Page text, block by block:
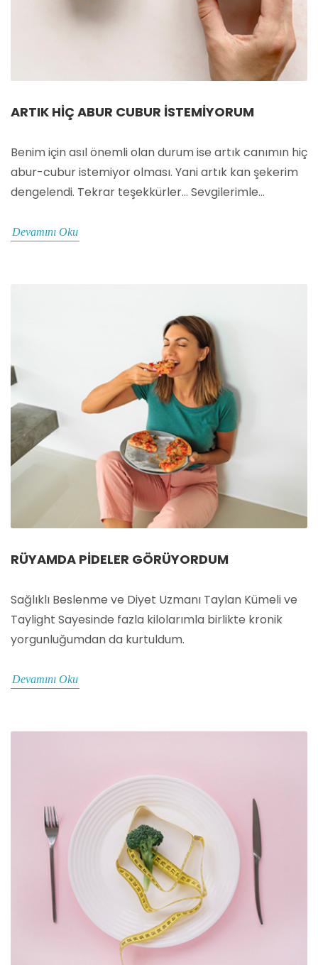
ARTIK HIÇ ABUR CUBUR İSTEMIYORUM
Benim için asıl önemli olan durum ise artık canımın hiç
abur-cubur istemiyor olması. Yani artık kan şekerim
dengelendi. Tekrar teşekkürler… Sevgilerimle…
Devamını Oku
RÜYAMDA PIDELER GÖRÜYORDUM
Sağlıklı Beslenme ve Diyet Uzmanı Taylan Kümeli ve
Taylight Sayesinde fazla kilolarımla birlikte kronik
yorgunluğumdan da kurtuldum.
Devamını Oku